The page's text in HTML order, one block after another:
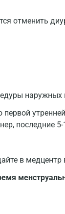
отменить
наружных
последние
в медцентр
Москва
Санкт-